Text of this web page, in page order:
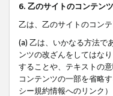
6. 乙のサイトのコンテンツ
乙は、乙のサイトのコン
(a) 乙は、いかなる方法で
ンツの改ざんをしてはな
することや、テキストの
コンテンツの一部を省略
シー規約情報へのリンク